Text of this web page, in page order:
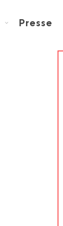
Presse